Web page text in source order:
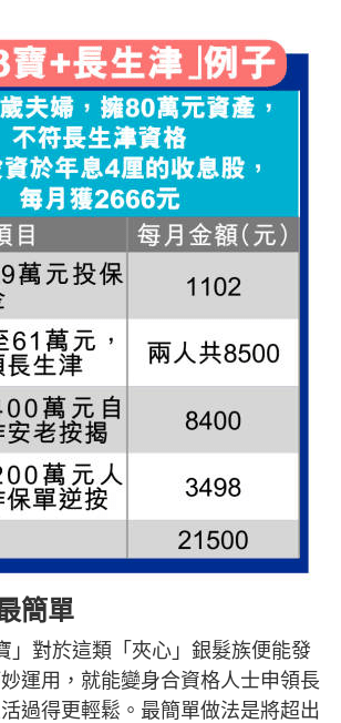
簡單
」對於這類「夾心」銀髮族便能發
運用，就能變身合資格人士申領長
過得更輕鬆。最簡單做法是將超出